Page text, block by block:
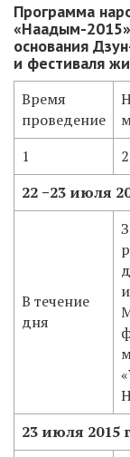
Программа
«Наадым-
основания
и фестиваля
Время
проведение
1
2
22 −23 июля
В течение
дня
23 июля 2015